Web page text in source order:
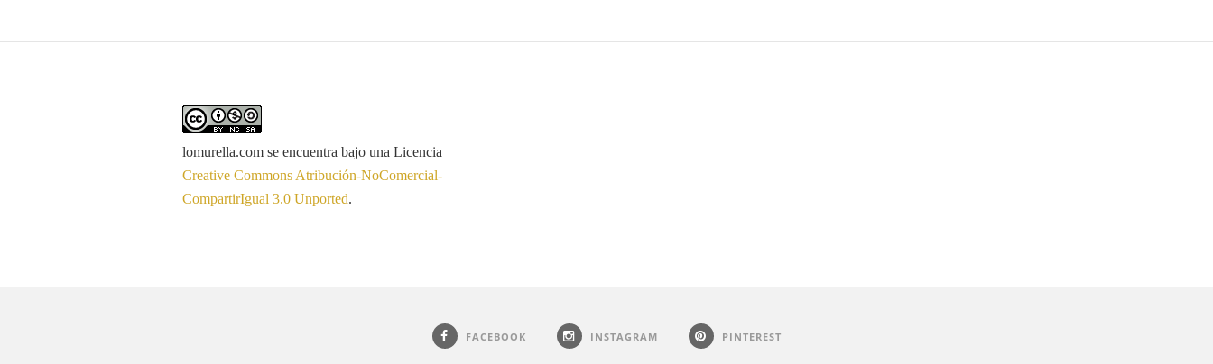
lomurella.com se encuentra bajo una Licencia
Creative Commons Atribución-NoComercial-
CompartirIgual 3.0 Unported.
FACEBOOK INSTAGRAM PINTEREST